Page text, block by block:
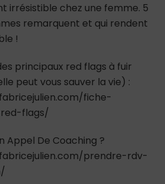
irrésistible chez une femme. 5
remarquent et qui rendent
!
principaux red flags à fuir
peut vous sauver la vie) :
fiche-
flags/
Appel De Coaching ?
prendre-rdv-